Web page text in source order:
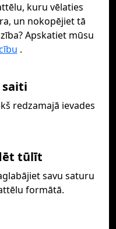
kuru vēlaties
un nokopējiet tā
Apskatiet mūsu
.
redzamajā ievades
tūlīt
savu saturu
formātā.